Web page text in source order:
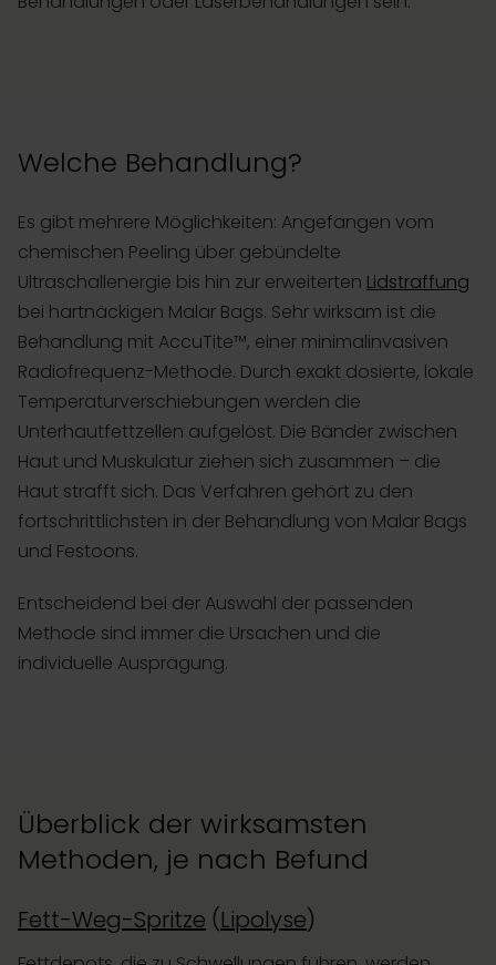
Welche Behandlung?
Es gibt mehrere Möglichkeiten: Angefangen vom
chemischen Peeling über gebündelte
Ultraschallenergie bis hin zur erweiterten Lidstraffung
bei hartnäckigen Malar Bags. Sehr wirksam ist die
Behandlung mit AccuTite™, einer minimalinvasiven
Radiofrequenz-Methode. Durch exakt dosierte, lokale
Temperaturverschiebungen werden die
Unterhautfettzellen aufgelöst. Die Bänder zwischen
Haut und Muskulatur ziehen sich zusammen – die
Haut strafft sich. Das Verfahren gehört zu den
fortschrittlichsten in der Behandlung von Malar Bags
und Festoons.
Entscheidend bei der Auswahl der passenden
Methode sind immer die Ursachen und die
individuelle Ausprägung.
Überblick der wirksamsten
Methoden, je nach Befund
Fett-Weg-Spritze (Lipolyse)